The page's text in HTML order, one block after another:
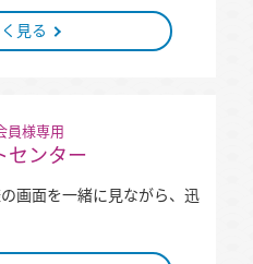
見る
員様専用
センター
画面を一緒に見ながら、迅